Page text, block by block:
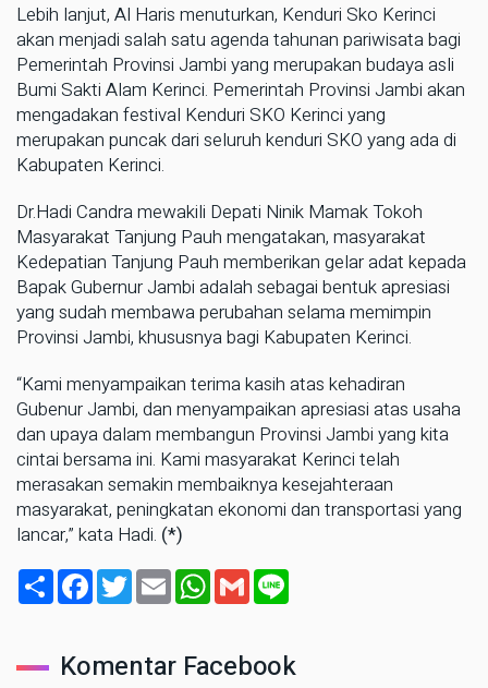
Lebih lanjut, Al Haris menuturkan, Kenduri Sko Kerinci
akan menjadi salah satu agenda tahunan pariwisata bagi
Pemerintah Provinsi Jambi yang merupakan budaya asli
Bumi Sakti Alam Kerinci. Pemerintah Provinsi Jambi akan
mengadakan festival Kenduri SKO Kerinci yang
merupakan puncak dari seluruh kenduri SKO yang ada di
Kabupaten Kerinci.
Dr.Hadi Candra mewakili Depati Ninik Mamak Tokoh
Masyarakat Tanjung Pauh mengatakan, masyarakat
Kedepatian Tanjung Pauh memberikan gelar adat kepada
Bapak Gubernur Jambi adalah sebagai bentuk apresiasi
yang sudah membawa perubahan selama memimpin
Provinsi Jambi, khususnya bagi Kabupaten Kerinci.
“Kami menyampaikan terima kasih atas kehadiran
Gubenur Jambi, dan menyampaikan apresiasi atas usaha
dan upaya dalam membangun Provinsi Jambi yang kita
cintai bersama ini. Kami masyarakat Kerinci telah
merasakan semakin membaiknya kesejahteraan
masyarakat, peningkatan ekonomi dan transportasi yang
lancar,” kata Hadi. (*)
ShareFacebook
TwitterEmailWhatsApp
Gmail
Komentar Facebook